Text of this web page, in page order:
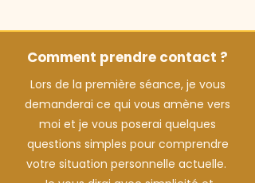
Comment prendre contact ?
Lors de la première séance, je vous
demanderai ce qui vous amène vers
moi et je vous poserai quelques
questions simples pour comprendre
votre situation personnelle actuelle.